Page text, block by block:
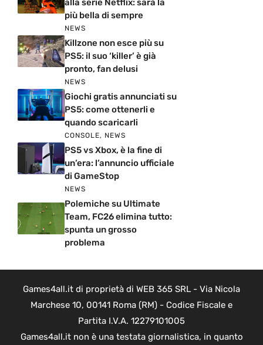
alla serie Netflix: sarà la
più bella di sempre
NEWS
Killzone non esce più su
PS5: il suo ‘killer’ è già
pronto, fan delusi
NEWS
Giochi gratis annunciati su
PS5: come ottenerli e
quando scaricarli
CONSOLE, NEWS
PS5 vs Xbox, è la fine di
un’era: l’annuncio ufficiale
di GameStop
NEWS
Polemiche su Ultimate
Team, FC26 elimina tutto:
spunta un grosso
problema
Games4all.it di proprietà di WEB 365 SRL - Via Nicola
Marchese 10, 00141 Roma (RM) - Codice Fiscale e
Partita I.V.A. 12279101005
Games4all.it non è una testata giornalistica, in quanto